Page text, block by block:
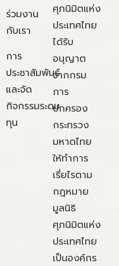
ร่วมงาน
กับเรา
การ
ประชาสัมพันธ์
และจัด
กิจกรรมระดม
ทุน
ศุภนิมิตแห่ง
ประเทศไทย
ได้รับ
อนุญาต
จากกรม
การ
ปกครอง
กระทรวง
มหาดไทย
ให้ทำการ
เรี่ยไรตาม
กฎหมาย
มูลนิธิ
ศุภนิมิตแห่ง
ประเทศไทย
เป็นองค์กร